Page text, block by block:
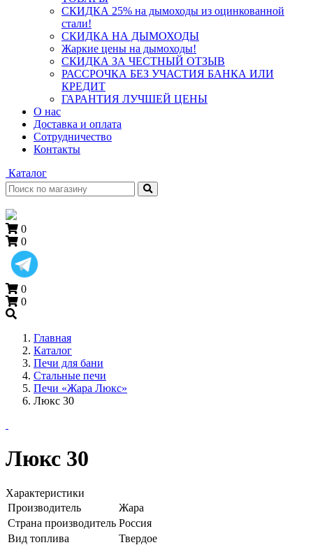
СКИДКА 25% на дымоходы из оцинкованной
стали!
СКИДКА НА ДЫМОХОДЫ
Жаркие цены на дымоходы!
СКИДКА ЗА ЧЕСТНЫЙ ОТЗЫВ
РАССРОЧКА БЕЗ УЧАСТИЯ БАНКА ИЛИ
КРЕДИТ
ГАРАНТИЯ ЛУЧШЕЙ ЦЕНЫ
О нас
Доставка и оплата
Сотрудничество
Контакты
Каталог
0
0
0
0
Главная
Каталог
Печи для бани
Стальные печи
Печи «Жара Люкс»
Люкс 30
Люкс 30
Характеристики
Производитель
Жара
Страна производитель Россия
Вид топлива
Твердое